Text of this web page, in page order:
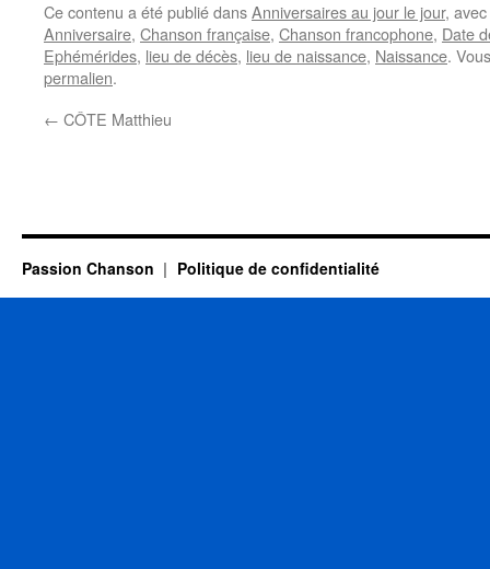
Ce contenu a été publié dansAnniversaires au jour le jour,
Anniversaire, Chanson française, Chanson francophone, Date
Ephémérides, lieu de décès, lieu de naissance, Naissance.
permalien.
← CÔTE Matthieu
Passion Chanson Politique de confidentialité